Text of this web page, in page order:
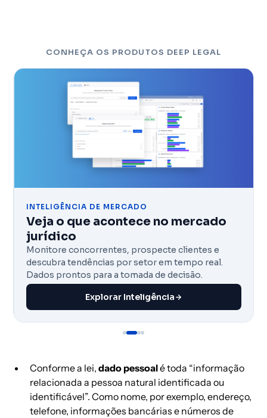
CONHEÇA OS PRODUTOS DEEP LEGAL
INTELIGÊNCIA DE MERCADO
Veja o que acontece no mercado
jurídico
Monitore concorrentes, prospecte clientes e
descubra tendências por setor em tempo real.
Dados prontos para a tomada de decisão.
Explorar Inteligência
Conforme a lei,dado pessoalé toda “informação
relacionada a pessoa natural identificada ou
identificável”. Como nome, por exemplo, endereço,
telefone, informações bancárias e números de